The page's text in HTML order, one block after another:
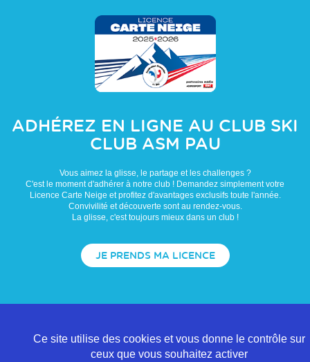
ADHÉREZ EN LIGNE AU CLUB SKI
CLUB ASM PAU
Vous aimez la glisse, le partage et les challenges ?
C'est le moment d'adhérer à notre club ! Demandez simplement votre
Licence Carte Neige et profitez d'avantages exclusifs toute l'année.
Convivilité et découverte sont au rendez-vous.
La glisse, c'est toujours mieux dans un club !
JE PRENDS MA LICENCE
Ce site utilise des cookies et vous donne le contrôle sur
ceux que vous souhaitez activer